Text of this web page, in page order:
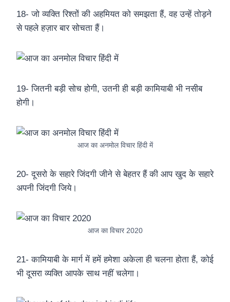
18- जो व्यक्ति रिश्तों की अहमियत को समझता हैं, वह उन्हें तोड़ने
से पहले हज़ार बार सोचता हैं।
19- जितनी बड़ी सोच होगी, उतनी ही बड़ी कामियाबी भी नसीब
होगी।
आज का अनमोल विचार हिंदी में
20- दूसरो के सहारे जिंदगी जीने से बेहतर हैं की आप खुद के सहारे
अपनी जिंदगी जिये।
आज का विचार 2020
21- कामियाबी के मार्ग में हमें हमेशा अकेला ही चलना होता हैं, कोई
भी दूसरा व्यक्ति आपके साथ नहीं चलेगा।